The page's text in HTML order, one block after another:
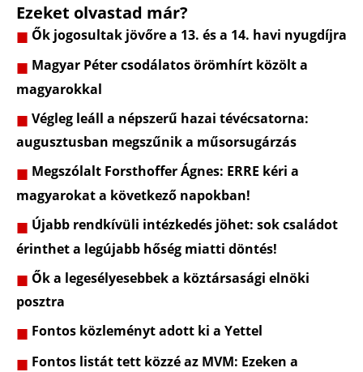
Ezeket olvastad már?
Ők jogosultak jövőre a 13. és a 14. havi nyugdíjra
Magyar Péter csodálatos örömhírt közölt a
magyarokkal
Végleg leáll a népszerű hazai tévécsatorna:
augusztusban megszűnik a műsorsugárzás
Megszólalt Forsthoffer Ágnes: ERRE kéri a
magyarokat a következő napokban!
Újabb rendkívüli intézkedés jöhet: sok családot
érinthet a legújabb hőség miatti döntés!
Ők a legesélyesebbek a köztársasági elnöki
posztra
Fontos közleményt adott ki a Yettel
Fontos listát tett közzé az MVM: Ezeken a